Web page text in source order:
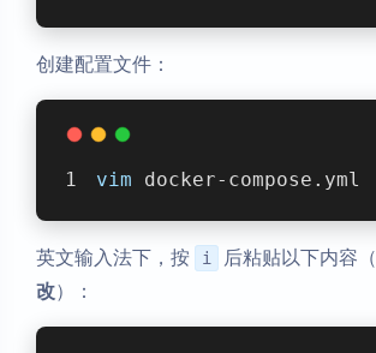
创建配置文件：
vim docker-compose.yml
英文输入法下，按 i 后粘贴以下内容（
改）：